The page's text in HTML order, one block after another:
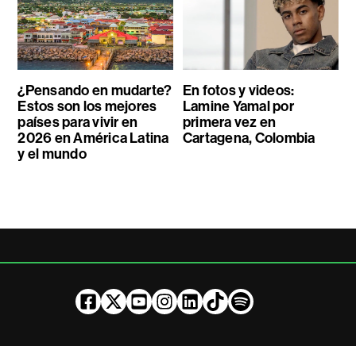
¿Pensando en mudarte?
Estos son los mejores
países para vivir en
2026 en América Latina
y el mundo
En fotos y videos:
Lamine Yamal por
primera vez en
Cartagena, Colombia